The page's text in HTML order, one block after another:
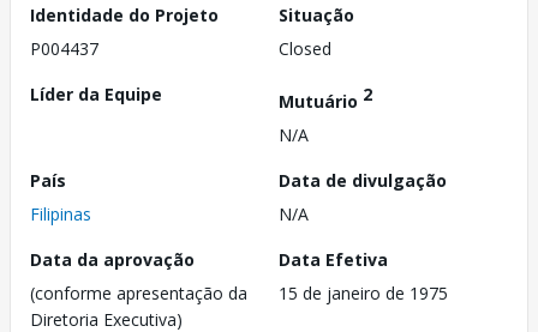
Identidade do Projeto
P004437
Situação
Closed
Líder da Equipe
Mutuário 2
N/A
País
Filipinas
Data de divulgação
N/A
Data da aprovação
(conforme apresentação da
Diretoria Executiva)
Data Efetiva
15 de janeiro de 1975